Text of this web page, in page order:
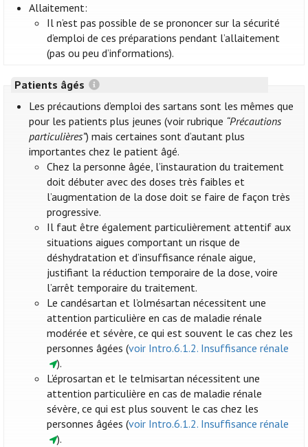
Allaitement:
Il n’est pas possible de se prononcer sur la sécurité
d’emploi de ces préparations pendant l’allaitement
(pas ou peu d’informations).
Patients âgés
Les précautions d’emploi des sartans sont les mêmes que
pour les patients plus jeunes (voir rubrique “Précautions
particulières”) mais certaines sont d’autant plus
importantes chez le patient âgé.
Chez la personne âgée, l’instauration du traitement
doit débuter avec des doses très faibles et
l’augmentation de la dose doit se faire de façon très
progressive.
Il faut être également particulièrement attentif aux
situations aigues comportant un risque de
déshydratation et d’insuffisance rénale aigue,
justifiant la réduction temporaire de la dose, voire
l’arrêt temporaire du traitement.
Le candésartan et l’olmésartan nécessitent une
attention particulière en cas de maladie rénale
modérée et sévère, ce qui est souvent le cas chez les
personnes âgées (voir Intro.6.1.2. Insuffisance rénale
).
L’éprosartan et le telmisartan nécessitent une
attention particulière en cas de maladie rénale
sévère, ce qui est plus souvent le cas chez les
personnes âgées (voir Intro.6.1.2. Insuffisance rénale
).